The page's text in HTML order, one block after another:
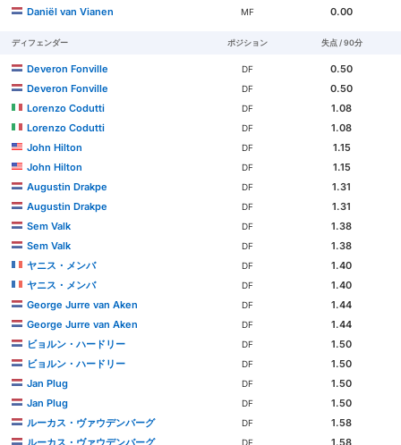
Daniël van Vianen
MF 0.00
ディフェンダー ポジション 失点 / 90分
Deveron Fonville DF
0.50
Deveron Fonville
DF
0.50
Lorenzo Codutti
DF
1.08
Lorenzo Codutti
DF
1.08
John Hilton
DF
1.15
John Hilton
DF
1.15
Augustin Drakpe
DF
1.31
Augustin Drakpe
DF
1.31
Sem Valk
DF
1.38
Sem Valk
DF
1.38
ヤニス・メンバ
DF
1.40
ヤニス・メンバ
DF
1.40
George Jurre van Aken
DF
1.44
George Jurre van Aken
DF
1.44
ビョルン・ハードリー
DF
1.50
ビョルン・ハードリー
DF
1.50
Jan Plug
DF
1.50
Jan Plug
DF
1.50
ルーカス・ヴァウデンバーグ
DF
1.58
DF